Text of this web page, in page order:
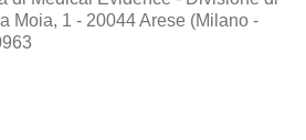
Moia, 1 - 20044 Arese (Milano -